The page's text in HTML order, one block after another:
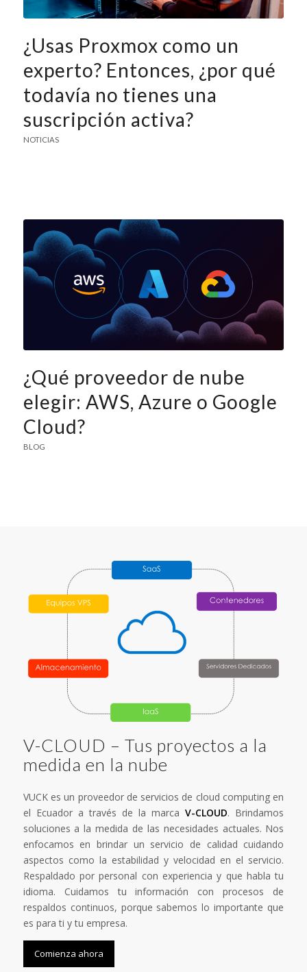
¿Usas Proxmox como un
experto? Entonces, ¿por qué
todavía no tienes una
suscripción activa?
NOTICIAS
¿Qué proveedor de nube
elegir: AWS, Azure o Google
Cloud?
BLOG
V-CLOUD – Tus proyectos a la
medida en la nube
VUCK es un proveedor de servicios de cloud computing en
el Ecuador a través de la marcaV-CLOUD. Brindamos
soluciones a la medida de las necesidades actuales. Nos
enfocamos en brindar un servicio de calidad cuidando
aspectos como la estabilidad y velocidad en el servicio.
Respaldado por personal con experiencia y que habla tu
idioma. Cuidamos tu información con procesos de
respaldos continuos, porque sabemos lo importante que
es para ti y tu empresa.
Comienza ahora